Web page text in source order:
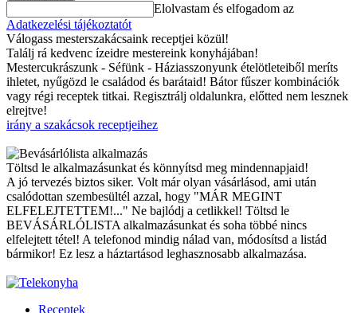
Elolvastam és elfogadom az
Adatkezelési tájékoztatót
Válogass mesterszakácsaink receptjei közül!
Találj rá kedvenc ízeidre mestereink konyhájában!
Mestercukrászunk - Séfünk - Háziasszonyunk ételötleteiből meríts
ihletet, nyűgözd le családod és barátaid! Bátor fűszer kombinációk
vagy régi receptek titkai. Regisztrálj oldalunkra, előtted nem lesznek
elrejtve!
irány a szakácsok receptjeihez
Töltsd le alkalmazásunkat és könnyítsd meg mindennapjaid!
A jó tervezés biztos siker. Volt már olyan vásárlásod, ami után
csalódottan szembesültél azzal, hogy "MÁR MEGINT
ELFELEJTETTEM!..." Ne bajlódj a cetlikkel! Töltsd le
BEVÁSÁRLÓLISTA alkalmazásunkat és soha többé nincs
elfelejtett tétel! A telefonod mindig nálad van, módosítsd a listád
bármikor! Ez lesz a háztartásod leghasznosabb alkalmazása.
Receptek